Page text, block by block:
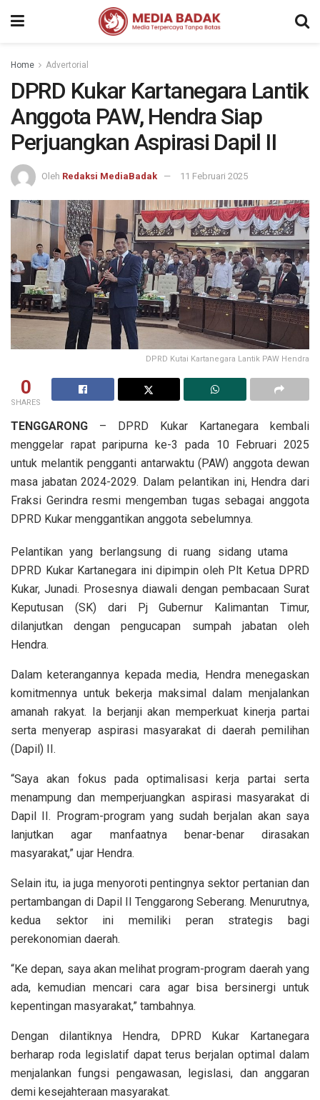
Home Advertorial
DPRD Kukar Kartanegara Lantik
Anggota PAW, Hendra Siap
Perjuangkan Aspirasi Dapil II
Oleh Redaksi MediaBadak 11 Februari 2025
DPRD Kutai Kartanegara Lantik PAW Hendra
0
SHARES
TENGGARONG – DPRD Kukar Kartanegara kembali
menggelar rapat paripurna ke-3 pada 10 Februari 2025
untuk melantik pengganti antarwaktu (PAW) anggota dewan
masa jabatan 2024-2029. Dalam pelantikan ini, Hendra dari
Fraksi Gerindra resmi mengemban tugas sebagai anggota
DPRD Kukar menggantikan anggota sebelumnya.
Pelantikan yang berlangsung di ruang sidang utama
DPRD Kukar Kartanegara ini dipimpin oleh Plt Ketua DPRD
Kukar, Junadi. Prosesnya diawali dengan pembacaan Surat
Keputusan (SK) dari Pj Gubernur Kalimantan Timur,
dilanjutkan dengan pengucapan sumpah jabatan oleh
Hendra.
Dalam keterangannya kepada media, Hendra menegaskan
komitmennya untuk bekerja maksimal dalam menjalankan
amanah rakyat. Ia berjanji akan memperkuat kinerja partai
serta menyerap aspirasi masyarakat di daerah pemilihan
(Dapil) II.
“Saya akan fokus pada optimalisasi kerja partai serta
menampung dan memperjuangkan aspirasi masyarakat di
Dapil II. Program-program yang sudah berjalan akan saya
lanjutkan agar manfaatnya benar-benar dirasakan
masyarakat,” ujar Hendra.
Selain itu, ia juga menyoroti pentingnya sektor pertanian dan
pertambangan di Dapil II Tenggarong Seberang. Menurutnya,
kedua sektor ini memiliki peran strategis bagi
perekonomian daerah.
“Ke depan, saya akan melihat program-program daerah yang
ada, kemudian mencari cara agar bisa bersinergi untuk
kepentingan masyarakat,” tambahnya.
Dengan dilantiknya Hendra, DPRD Kukar Kartanegara
berharap roda legislatif dapat terus berjalan optimal dalam
menjalankan fungsi pengawasan, legislasi, dan anggaran
demi kesejahteraan masyarakat.